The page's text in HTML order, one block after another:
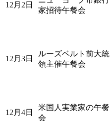
12月2日
家招待午餐会
12月3日
ルーズベルト前大統
領主催午餐会
12月4日
米国人実業家の午餐
会